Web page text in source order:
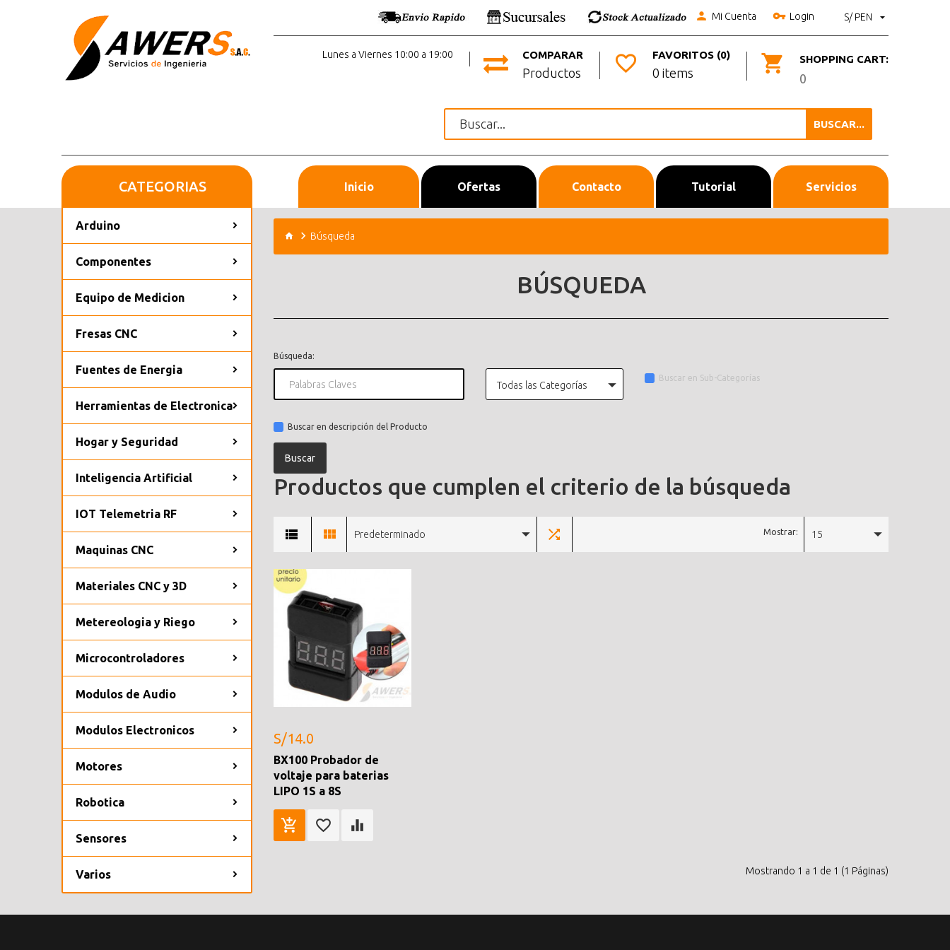
S/ PEN
Mi Cuenta Login
SHOPPING CART:
0
FAVORITOS (0)
0 items
COMPARAR
Productos
Lunes a Viernes 10:00 a 19:00
BUSCAR...
Inicio Ofertas Contacto Tutorial Servicios
CATEGORIAS
Arduino
Componentes
Equipo de Medicion
Fresas CNC
Fuentes de Energia
Herramientas de Electronica
Hogar y Seguridad
Inteligencia Artificial
IOT Telemetria RF
Maquinas CNC
Materiales CNC y 3D
Metereologia y Riego
Microcontroladores
Modulos de Audio
Modulos Electronicos
Motores
Robotica
Sensores
Varios
Búsqueda
BÚSQUEDA
Búsqueda:
Todas las Categorías
Buscar en Sub-Categorías
Buscar en descripción del Producto
Productos que cumplen el criterio de la búsqueda
Predeterminado Mostrar: 15
S/14.0
BX100 Probador de
voltaje para baterias
LIPO 1S a 8S
Mostrando 1 a 1 de 1 (1 Páginas)